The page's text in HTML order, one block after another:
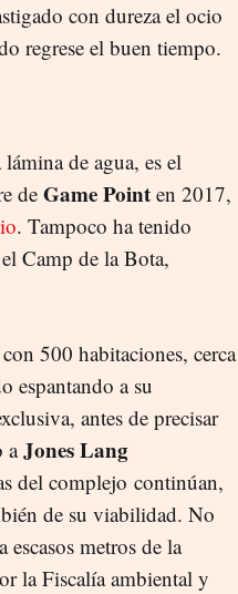
con dureza el ocio
regrese el buen tiempo.
de agua, es el
de Game Point en 2017,
. Tampoco ha tenido
Camp de la Bota,
500 habitaciones, cerca
espantando a su
antes de precisar
aJones Lang
del complejo continúan,
de su viabilidad. No
escasos metros de la
la Fiscalía ambiental y